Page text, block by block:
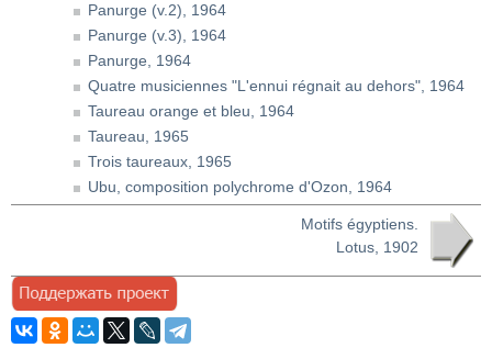
Panurge (v.2), 1964
Panurge (v.3), 1964
Panurge, 1964
Quatre musiciennes "L'ennui régnait au dehors", 1964
Taureau orange et bleu, 1964
Taureau, 1965
Trois taureaux, 1965
Ubu, composition polychrome d'Ozon, 1964
Motifs égyptiens.
Lotus, 1902